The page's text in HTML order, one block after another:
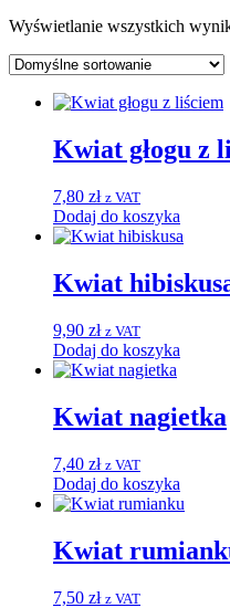
Wyświetlanie wszystkich
Kwiat głogu z
7,80 zł z VAT
Dodaj do koszyka
Kwiat
9,90 zł z VAT
Dodaj do koszyka
Kwiat nagietka
7,40 zł z VAT
Dodaj do koszyka
Kwiat
7,50 zł z VAT